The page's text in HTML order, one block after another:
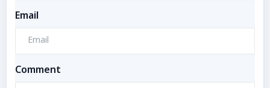
Email
Comment